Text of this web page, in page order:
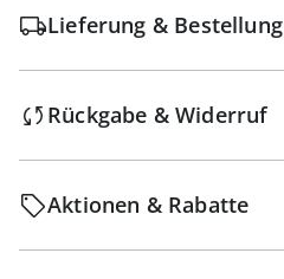
Lieferung & Bestellung
Rückgabe & Widerruf
Aktionen & Rabatte